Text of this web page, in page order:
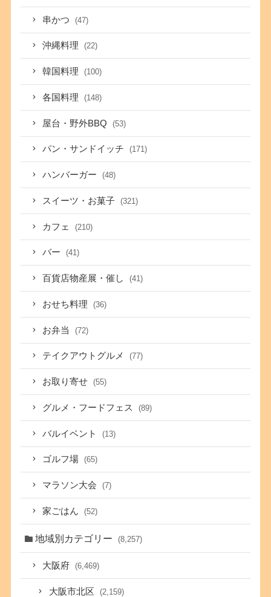
串かつ (47)
沖縄料理 (22)
韓国料理 (100)
各国料理 (148)
屋台・野外BBQ (53)
パン・サンドイッチ (171)
ハンバーガー (48)
スイーツ・お菓子 (321)
カフェ (210)
バー (41)
百貨店物産展・催し (41)
おせち料理 (36)
お弁当 (72)
テイクアウトグルメ (77)
お取り寄せ (55)
グルメ・フードフェス (89)
バルイベント (13)
ゴルフ場 (65)
マラソン大会 (7)
家ごはん (52)
地域別カテゴリー (8,257)
大阪府 (6,469)
大阪市北区 (2,159)